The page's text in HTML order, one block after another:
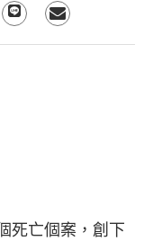
死亡個案，創下